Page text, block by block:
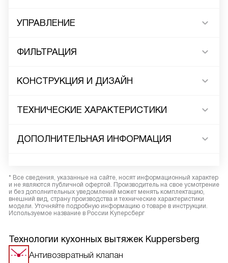
УПРАВЛЕНИЕ
ФИЛЬТРАЦИЯ
КОНСТРУКЦИЯ И ДИЗАЙН
ТЕХНИЧЕСКИЕ ХАРАКТЕРИСТИКИ
ДОПОЛНИТЕЛЬНАЯ ИНФОРМАЦИЯ
* Все сведения, указанные на сайте, носят информационный характер
и не являются публичной офертой. Производитель на свое усмотрение
и без дополнительных уведомлений может менять комплектацию,
внешний вид, страну производства и технические характеристики
модели. Уточняйте подробную информацию о товаре в инструкции.
Используемое название в России Куперсберг
Технологии кухонных вытяжек Kuppersberg
Антивозвратный клапан